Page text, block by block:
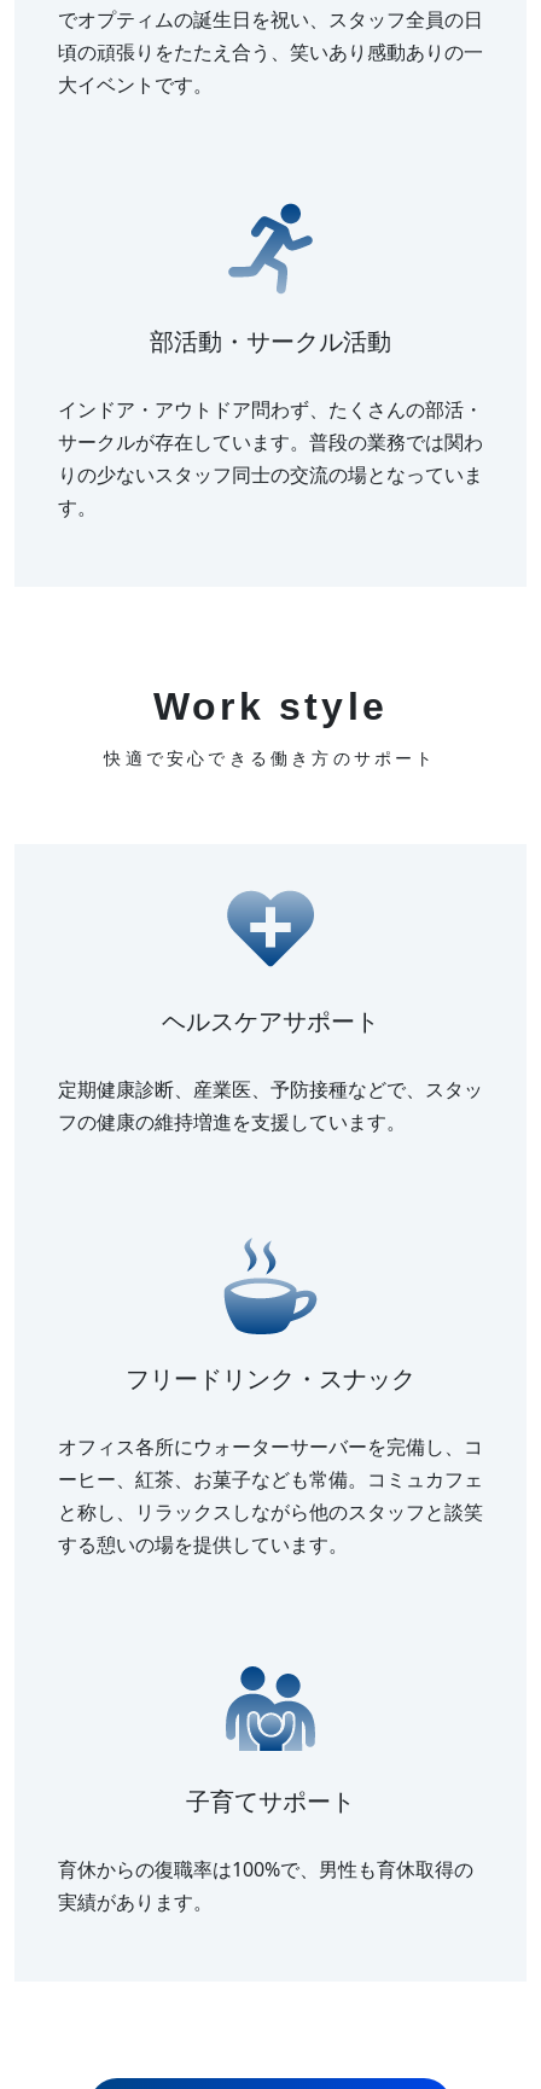
でオプティムの誕生日を祝い、スタッフ全員の日
頃の頑張りをたたえ合う、笑いあり感動ありの一
大イベントです。
部活動・サークル活動
インドア・アウトドア問わず、たくさんの部活・
サークルが存在しています。普段の業務では関わ
りの少ないスタッフ同士の交流の場となっていま
す。
Work style
快適で安心できる働き方のサポート
ヘルスケアサポート
定期健康診断、産業医、予防接種などで、スタッ
フの健康の維持増進を支援しています。
フリードリンク・スナック
オフィス各所にウォーターサーバーを完備し、コ
ーヒー、紅茶、お菓子なども常備。コミュカフェ
と称し、リラックスしながら他のスタッフと談笑
する憩いの場を提供しています。
子育てサポート
育休からの復職率は100%で、男性も育休取得の
実績があります。